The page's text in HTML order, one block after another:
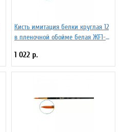
Кисть имитация белки круглая 12
в пленочной обойме белая ЖF1-
1 022 р.